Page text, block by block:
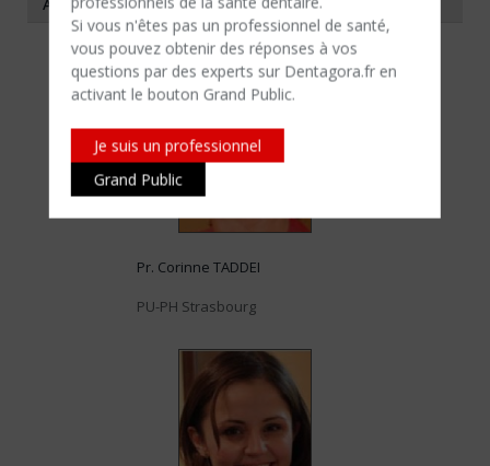
Si vous n'êtes​ pas un professionnel de santé,
vous pouvez obtenir des réponses à vos
questions par des experts sur Dentagora.fr en
activant le bouton Grand Public.
Je suis un professionnel
Grand Public
A PROPOS DE L'AUTEUR
Pr. Corinne TADDEI
PU-PH Strasbourg